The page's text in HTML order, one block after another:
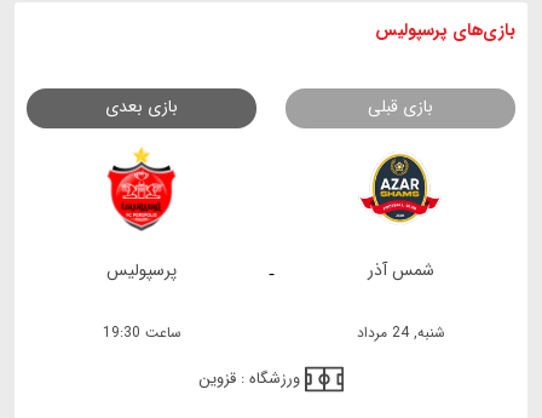
بازی های پرسپولیس
بازی قبلی بازی بعدی
- شمس آذر پرسپولیس
شنبه, 24 مرداد ساعت 19:30
ورزشگاه : قزوین